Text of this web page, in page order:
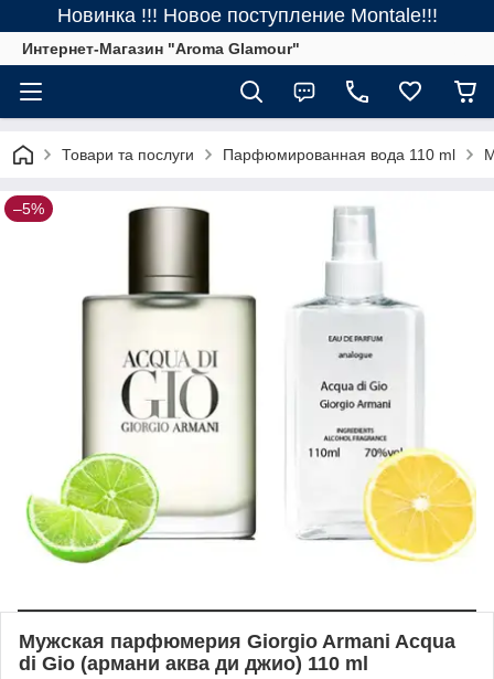
Новинка !!! Новое поступление Montale!!!
Интернет-Магазин "Aroma Glamour"
Товари та послуги Парфюмированная вода 110 ml
–5%
Мужская парфюмерия Giorgio Armani Acqua
di Gio (армани аква ди джио) 110 ml